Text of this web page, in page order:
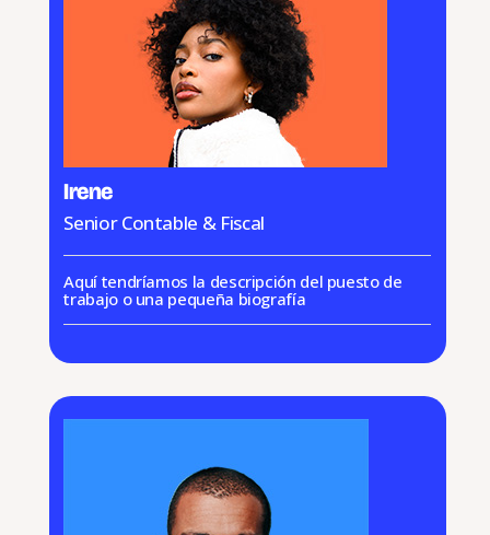
Irene
Senior Contable & Fiscal
Aquí tendríamos la descripción del puesto de
trabajo o una pequeña biografía